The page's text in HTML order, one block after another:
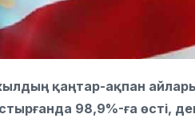
қаңтар-ақпан
98,9%-ға өсті,